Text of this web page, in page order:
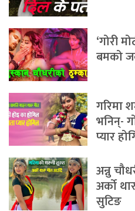
‘गोरी
बमको
गरिमा
भनिन्-
प्यार
अन्नु
अर्को
सुटिङ